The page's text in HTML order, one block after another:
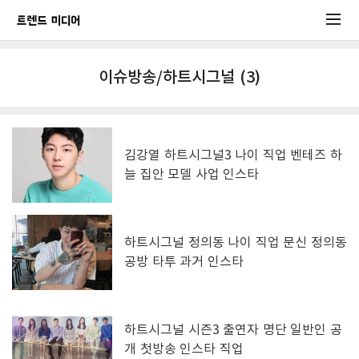
이슈방송/하트시그널 (3)
김강열 하트시그널3 나이 직업 벤테즈 하
늘 집안 모델 사업 인스타
하트시그널 정의동 나이 직업 문신 정의동
공방 타투 과거 인스타
하트시그널 시즌3 출연자 명단 일반인 공
개 첫방송 인스타 직업